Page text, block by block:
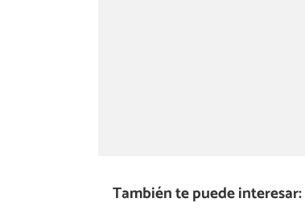
También te puede interesar: